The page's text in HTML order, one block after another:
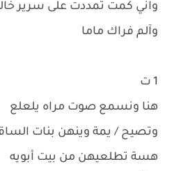
واني كمت تمددت على سرير
وآلم فراك ماما
1 ت
هنا ونسمع صوت مراه يلعلع
وتصيح / يمة وينهن بنات
هسة تطلعيهن من بيت أبويه